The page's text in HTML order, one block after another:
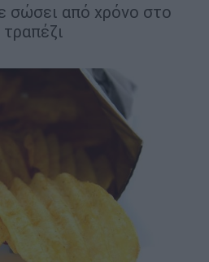
σώσει από χρόνο στο